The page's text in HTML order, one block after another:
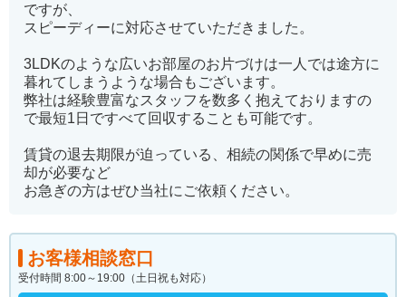
ですが、
スピーディーに対応させていただきました。
3LDKのような広いお部屋のお片づけは一人では途方に
暮れてしまうような場合もございます。
弊社は経験豊富なスタッフを数多く抱えておりますの
で最短1日ですべて回収することも可能です。
賃貸の退去期限が迫っている、相続の関係で早めに売
却が必要など
お急ぎの方はぜひ当社にご依頼ください。
お客様相談窓口
受付時間 8:00～19:00（土日祝も対応）